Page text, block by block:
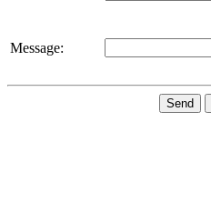
Message:
Send